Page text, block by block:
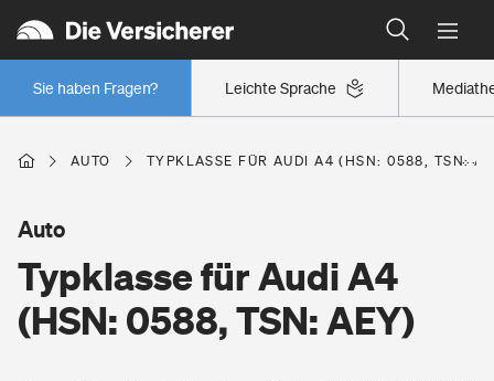
Leichte Sprache
Sie haben Fragen?
Wer versichert was: Jetzt Versicherer finden
Regionalklassen: So ist Ihre Region eingestuft
Wer versichert was: Jetzt Versicherer finden
Berufsunfähigkeitsversicherung
Erwerbsunfähigkeitsversicherung
Wohnen
AUTO TYPKLASSE FÜR AUDI A4 (HSN: 0588, TSN:
Typklasse für Audi A4
(HSN: 0588, TSN: AEY)
Auto